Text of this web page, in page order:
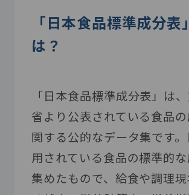
「日本食品標準成分表
は？
「日本食品標準成分表」は
省より公表されている食品
関する公的なデータ集です
用されている食品の標準的
集めたもので、給食や調理